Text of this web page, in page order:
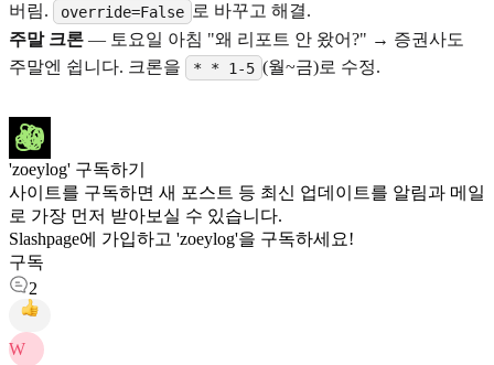
버림.
override=False
로 바꾸고 해결.
주말 크론 — 토요일 아침 "왜 리포트 안 왔어?" → 증권사도
주말엔 쉽니다. 크론을
* * 1-5 (월~금)로 수정.
'zoeylog' 구독하기
사이트를 구독하면 새 포스트 등 최신 업데이트를 알림과 메일
로 가장 먼저 받아보실 수 있습니다.
Slashpage에 가입하고 'zoeylog'을 구독하세요!
구독
2
W